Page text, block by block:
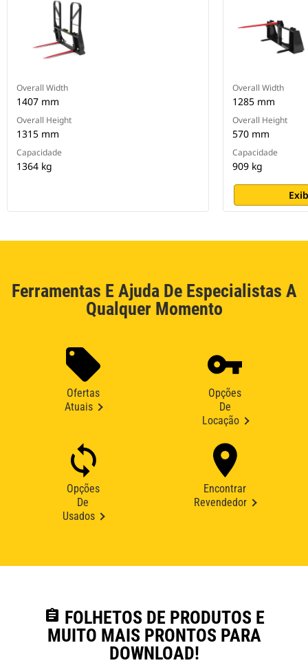
Overall Width
1407 mm
Overall Height
1315 mm
Capacidade
1364 kg
Overall Width
1285 mm
Overall Height
570 mm
Capacidade
909 kg
Ferramentas E Ajuda De Especialistas A
Qualquer Momento
Ofertas
Atuais
Opções
De
Locação
Opções
De
Usados
Encontrar
Revendedor
assignment FOLHETOS DE PRODUTOS E
MUITO MAIS PRONTOS PARA
DOWNLOAD!